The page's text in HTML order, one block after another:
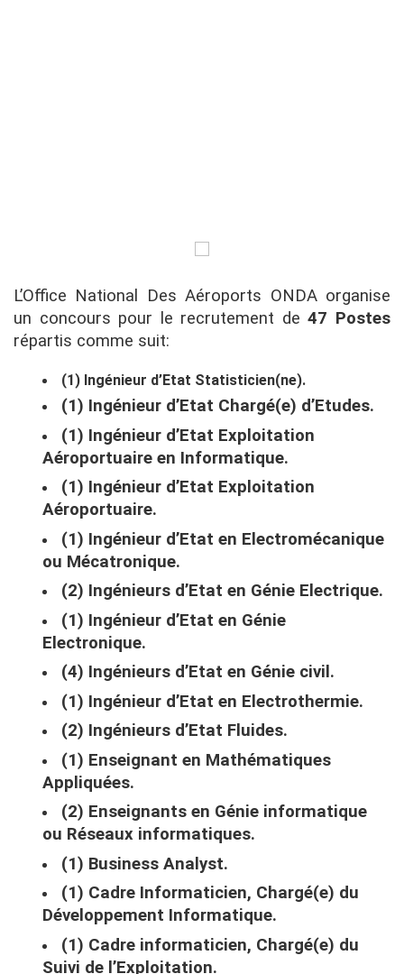
L’Office National Des Aéroports ONDA organise
un concours pour le recrutement de47 Postes
répartis comme suit:
(1) Ingénieur d’Etat Statisticien(ne).
(1) Ingénieur d’Etat Chargé(e) d’Etudes.
(1) Ingénieur d’Etat Exploitation
Aéroportuaire en Informatique.
(1) Ingénieur d’Etat Exploitation
Aéroportuaire.
(1) Ingénieur d’Etat en Electromécanique
ou Mécatronique.
(2) Ingénieurs d’Etat en Génie Electrique.
(1) Ingénieur d’Etat en Génie
Electronique.
(4) Ingénieurs d’Etat en Génie civil.
(1) Ingénieur d’Etat en Electrothermie.
(2) Ingénieurs d’Etat Fluides.
(1) Enseignant en Mathématiques
Appliquées.
(2) Enseignants en Génie informatique
ou Réseaux informatiques.
(1) Business Analyst.
(1) Cadre Informaticien, Chargé(e) du
Développement Informatique.
(1) Cadre informaticien, Chargé(e) du
Suivi de l’Exploitation.